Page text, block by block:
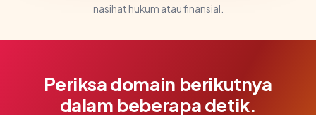
nasihat hukum atau finansial.
Periksa domain berikutnya
dalam beberapa detik.